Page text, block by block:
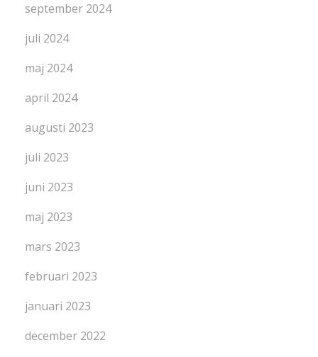
september 2024
juli 2024
maj 2024
april 2024
augusti 2023
juli 2023
juni 2023
maj 2023
mars 2023
februari 2023
januari 2023
december 2022